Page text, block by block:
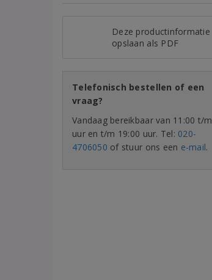
Deze productinformatie
opslaan als PDF
Telefonisch bestellen of een
vraag?
Vandaag bereikbaar van 11:00 t/m
uur en t/m 19:00 uur. Tel: 020-
4706050 of stuur ons een e-mail.